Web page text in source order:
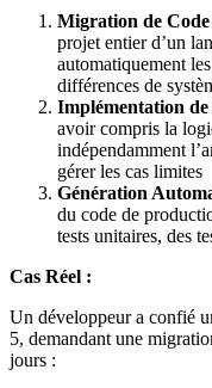
Migration de
projet entier d’un
automatiquement
différences de
Implémentation
avoir compris la
indépendamment
gérer les cas limites
Génération
du code de
tests unitaires, des
Cas Réel :
Un développeur a confié
5, demandant une
jours :